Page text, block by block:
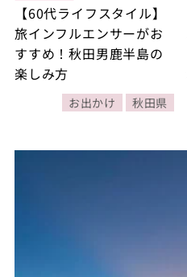
【60代ライフスタイル】
旅インフルエンサーがお
すすめ！秋田男鹿半島の
楽しみ方
お出かけ 秋田県